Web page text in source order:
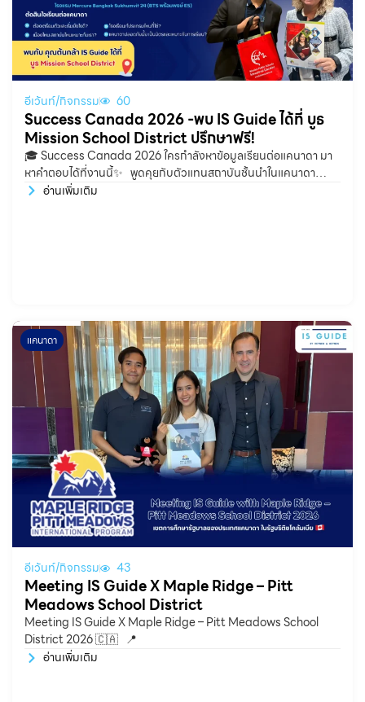
อีเว้นท์/กิจกรรม 60
Success Canada 2026 -พบ IS Guide ได้ที่ บูธ
Mission School District ปรึกษาฟรี!
🎓 Success Canada 2026 ใครกำลังหาข้อมูลเรียนต่อแคนาดา มา
หาคำตอบได้ที่งานนี้✨ พูดคุยกับตัวแทนสถาบันชั้นนำในแคนาดา
ตั้งแต่สถาบันระดับมัธยมศึกษาไปจนถึงระดับปริญญาครบจบในงาน
อ่านเพิ่มเติม
แคนาดา
อีเว้นท์/กิจกรรม 43
Meeting IS Guide X Maple Ridge – Pitt
Meadows School District
Meeting IS Guide X Maple Ridge – Pitt Meadows School
District 2026 🇨🇦 📍
อ่านเพิ่มเติม